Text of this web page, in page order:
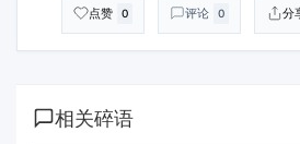
点赞 0 评论 0 分
相关碎语